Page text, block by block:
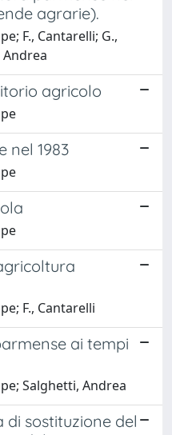
agrarie).
F., Cantarelli; G.,
Andrea
agricolo
nel 1983
F., Cantarelli
ai tempi
Salghetti, Andrea
di sostituzione del